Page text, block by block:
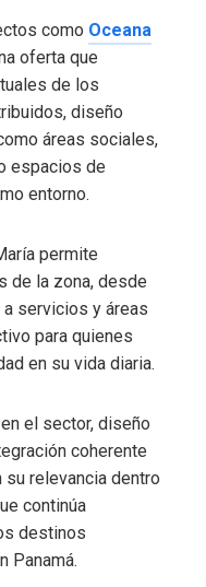
como Oceana
oferta que
de los
diseño
áreas sociales,
espacios de
entorno.
permite
de la zona, desde
servicios y áreas
para quienes
en su vida diaria.
el sector, diseño
coherente
relevancia dentro
continúa
destinos
Panamá.